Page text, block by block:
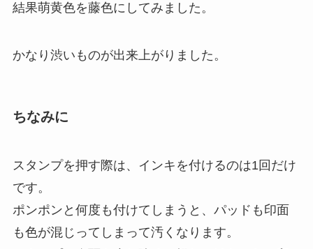
結果萌黄色を藤色にしてみました。
かなり渋いものが出来上がりました。
ちなみに
スタンプを押す際は、インキを付けるのは1回だけ
です。
ポンポンと何度も付けてしまうと、パッドも印面
も色が混じってしまって汚くなります。